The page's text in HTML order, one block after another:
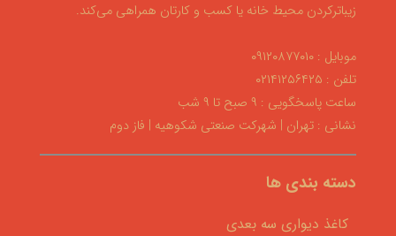
زیباترکردن محیط خانه یا کسب و کارتان همراهی می‌کند.
موبایل : ۰۹۱۲۰۸۷۷۰۱۰
تلفن : ۰۲۱۴۱۲۵۶۴۲۵
ساعت پاسخگویی : ۹ صبح تا ۹ شب
نشانی : تهران | شهرکت صنعتی شکوهیه | فاز دوم
دسته بندی ها
کاغذ دیواری سه بعدی